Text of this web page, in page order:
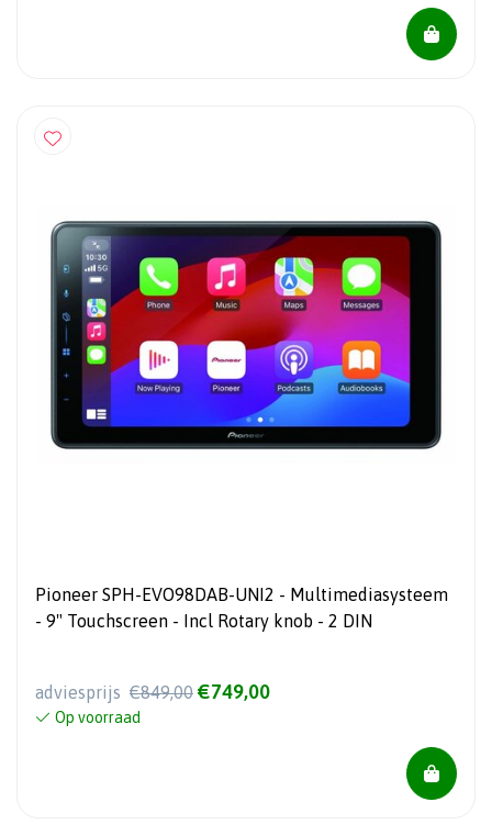
Pioneer SPH-EVO98DAB-UNI2 - Multimediasysteem
- 9" Touchscreen - Incl Rotary knob - 2 DIN
adviesprijs €849,00 €749,00
Op voorraad